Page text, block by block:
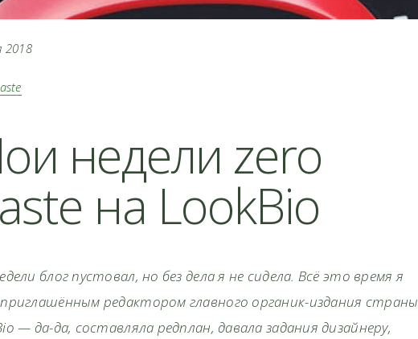
2018
недели zero
на LookBio
блог пустовал, но без дела я не сидела. Всё это время я
редактором главного органик-издания страны
— да-да, составляла редплан, давала задания дизайнеру,